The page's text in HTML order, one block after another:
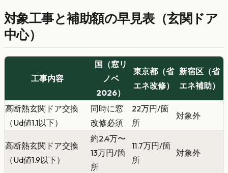
対象工事と補助額の早見表（玄関ドア
中心）
工事内容
国（窓リ
ノベ
2026）
東京都（省
エネ改修）
新宿区（省
エネ補助）
高断熱玄関ドア交換
（Ud値1.1以下）
同時に窓
改修必須
22万円/箇
所
対象外
高断熱玄関ドア交換
（Ud値1.9以下）
約2.4万〜
13万円/箇
所
11.7万円/箇
所
対象外